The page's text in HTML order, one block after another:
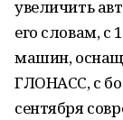
увеличить
его словам, с
машин,
ГЛОНАСС, с
сентября